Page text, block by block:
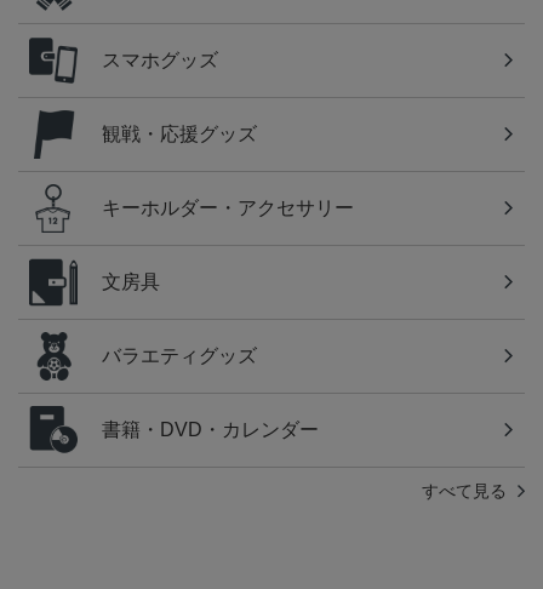
スマホグッズ
観戦・応援グッズ
キーホルダー・アクセサリー
文房具
バラエティグッズ
書籍・DVD・カレンダー
すべて見る